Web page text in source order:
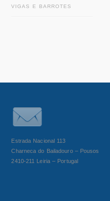
VIGAS E BARROTES
Estrada Nacional 113
Charneca do Bailadouro – Pousos
2410-211 Leiria – Portugal